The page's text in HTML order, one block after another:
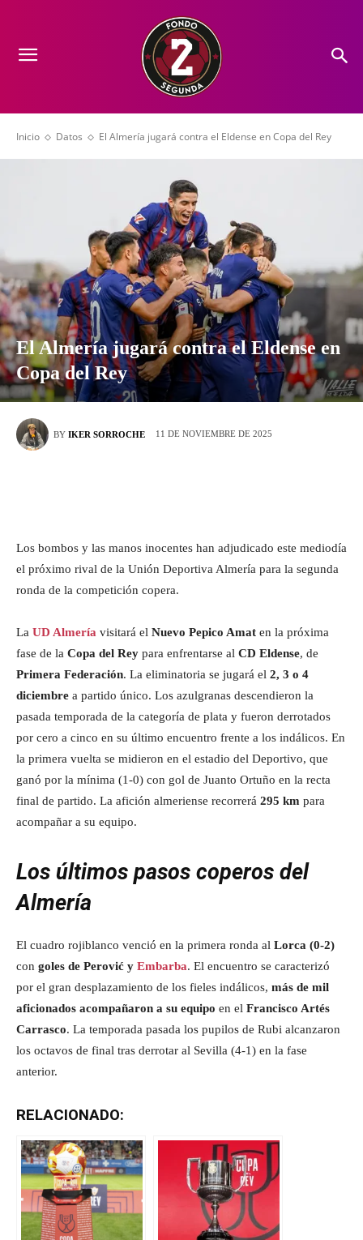
Inicio Datos El Almería jugará contra el Eldense en Copa del Rey
El Almería jugará contra el Eldense en
Copa del Rey
BY IKER SORROCHE 11 DE NOVIEMBRE DE 2025
Los bombos y las manos inocentes han adjudicado este mediodía
el próximo rival de la Unión Deportiva Almería para la segunda
ronda de la competición copera.
La UD Almería visitará el Nuevo Pepico Amat en la próxima
fase de la Copa del Rey para enfrentarse al CD Eldense, de
Primera Federación. La eliminatoria se jugará el 2, 3 o 4
diciembre a partido único. Los azulgranas descendieron la
pasada temporada de la categoría de plata y fueron derrotados
por cero a cinco en su último encuentro frente a los indálicos. En
la primera vuelta se midieron en el estadio del Deportivo, que
ganó por la mínima (1-0) con gol de Juanto Ortuño en la recta
final de partido. La afición almeriense recorrerá 295 km para
acompañar a su equipo.
Los últimos pasos coperos del
Almería
El cuadro rojiblanco venció en la primera ronda al Lorca (0-2)
con goles de Perović y Embarba. El encuentro se caracterizó
por el gran desplazamiento de los fieles indálicos, más de mil
aficionados acompañaron a su equipo en el Francisco Artés
Carrasco. La temporada pasada los pupilos de Rubi alcanzaron
los octavos de final tras derrotar al Sevilla (4-1) en la fase
anterior.
RELACIONADO: